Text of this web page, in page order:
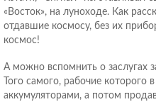
«Восток», на луноходе. Как
отдавшие космосу, без их
космос!
А можно вспомнить о заслугах
Того самого, рабочие
аккумуляторами, а потом